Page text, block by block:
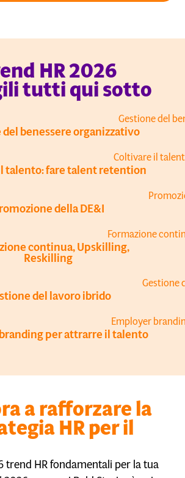
HR 2026
tutti qui sotto
benessere organizzativo
talento: fare talent retention
della DE&I
continua, Upskilling,
Reskilling
del lavoro ibrido
per attrarre il talento
a rafforzare la
HR per il
trend HR fondamentali per la tua